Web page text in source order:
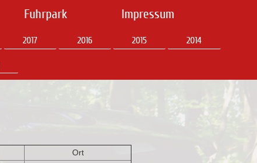
Fuhrpark Impressum
2017 2016 2015 2014
Ort